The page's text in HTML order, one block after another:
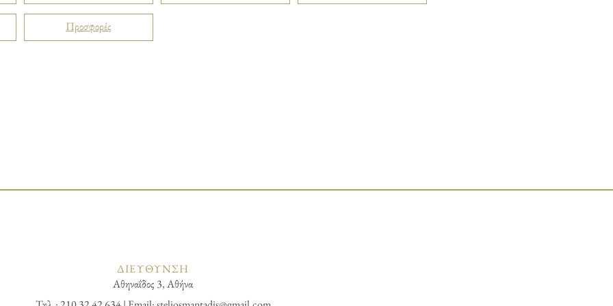
Προσφορές
ΔΙΕΥΘΥΝΣΗ
Αθηναΐδος 3, Αθήνα